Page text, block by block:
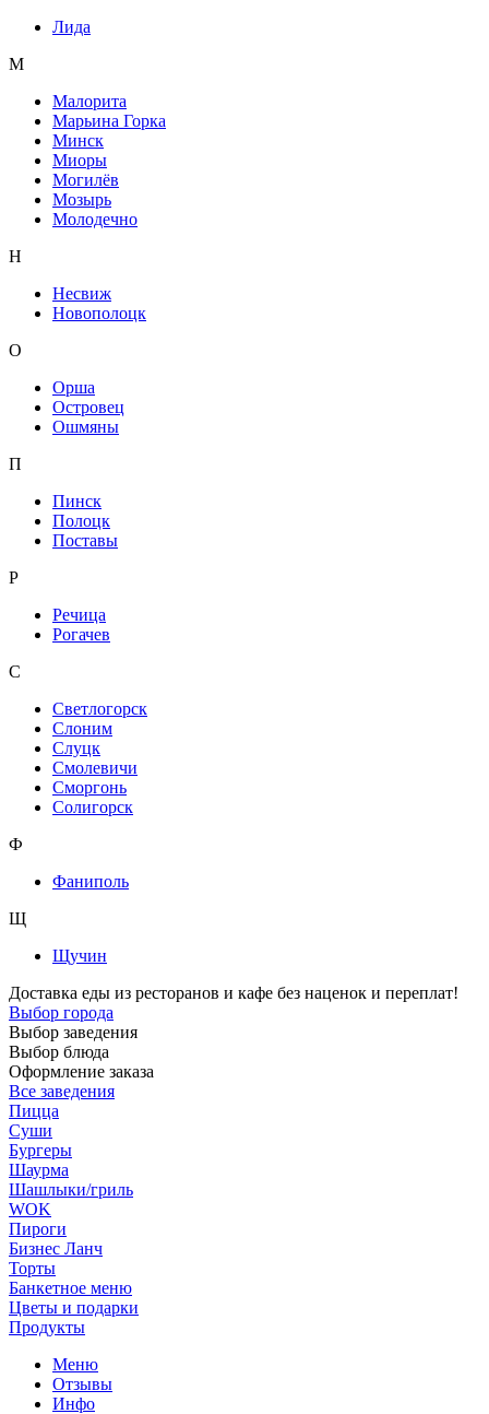
Лида
М
Малорита
Марьина Горка
Минск
Миоры
Могилёв
Мозырь
Молодечно
Н
Несвиж
Новополоцк
О
Орша
Островец
Ошмяны
П
Пинск
Полоцк
Поставы
Р
Речица
Рогачев
С
Светлогорск
Слоним
Слуцк
Смолевичи
Сморгонь
Солигорск
Ф
Фаниполь
Щ
Щучин
Доставка еды из ресторанов и кафе без наценок и переплат!
Выбор города
Выбор заведения
Выбор блюда
Оформление заказа
Все заведения
Пицца
Суши
Бургеры
Шаурма
Шашлыки/гриль
WOK
Пироги
Бизнес Ланч
Торты
Банкетное меню
Цветы и подарки
Продукты
Меню
Отзывы
Инфо